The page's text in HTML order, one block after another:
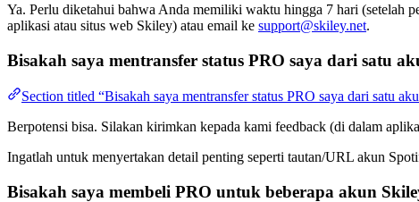
Ya. Perlu diketahui bahwa Anda memiliki waktu hingga 7 hari (setelah
aplikasi atau situs web Skiley) atau email ke support@skiley.net.
Bisakah saya mentransfer status PRO saya dari satu
Section titled “Bisakah saya mentransfer status PRO saya dari satu
Berpotensi bisa. Silakan kirimkan kepada kami feedback (di dalam
Ingatlah untuk menyertakan detail penting seperti tautan/URL akun
Bisakah saya membeli PRO untuk beberapa akun